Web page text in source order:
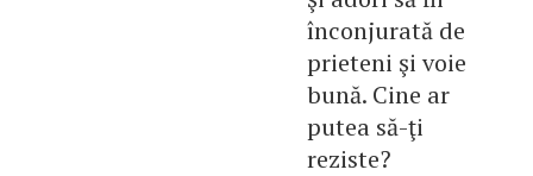
înconjurată de
prieteni şi voie
bună. Cine ar
putea să-ţi
reziste?